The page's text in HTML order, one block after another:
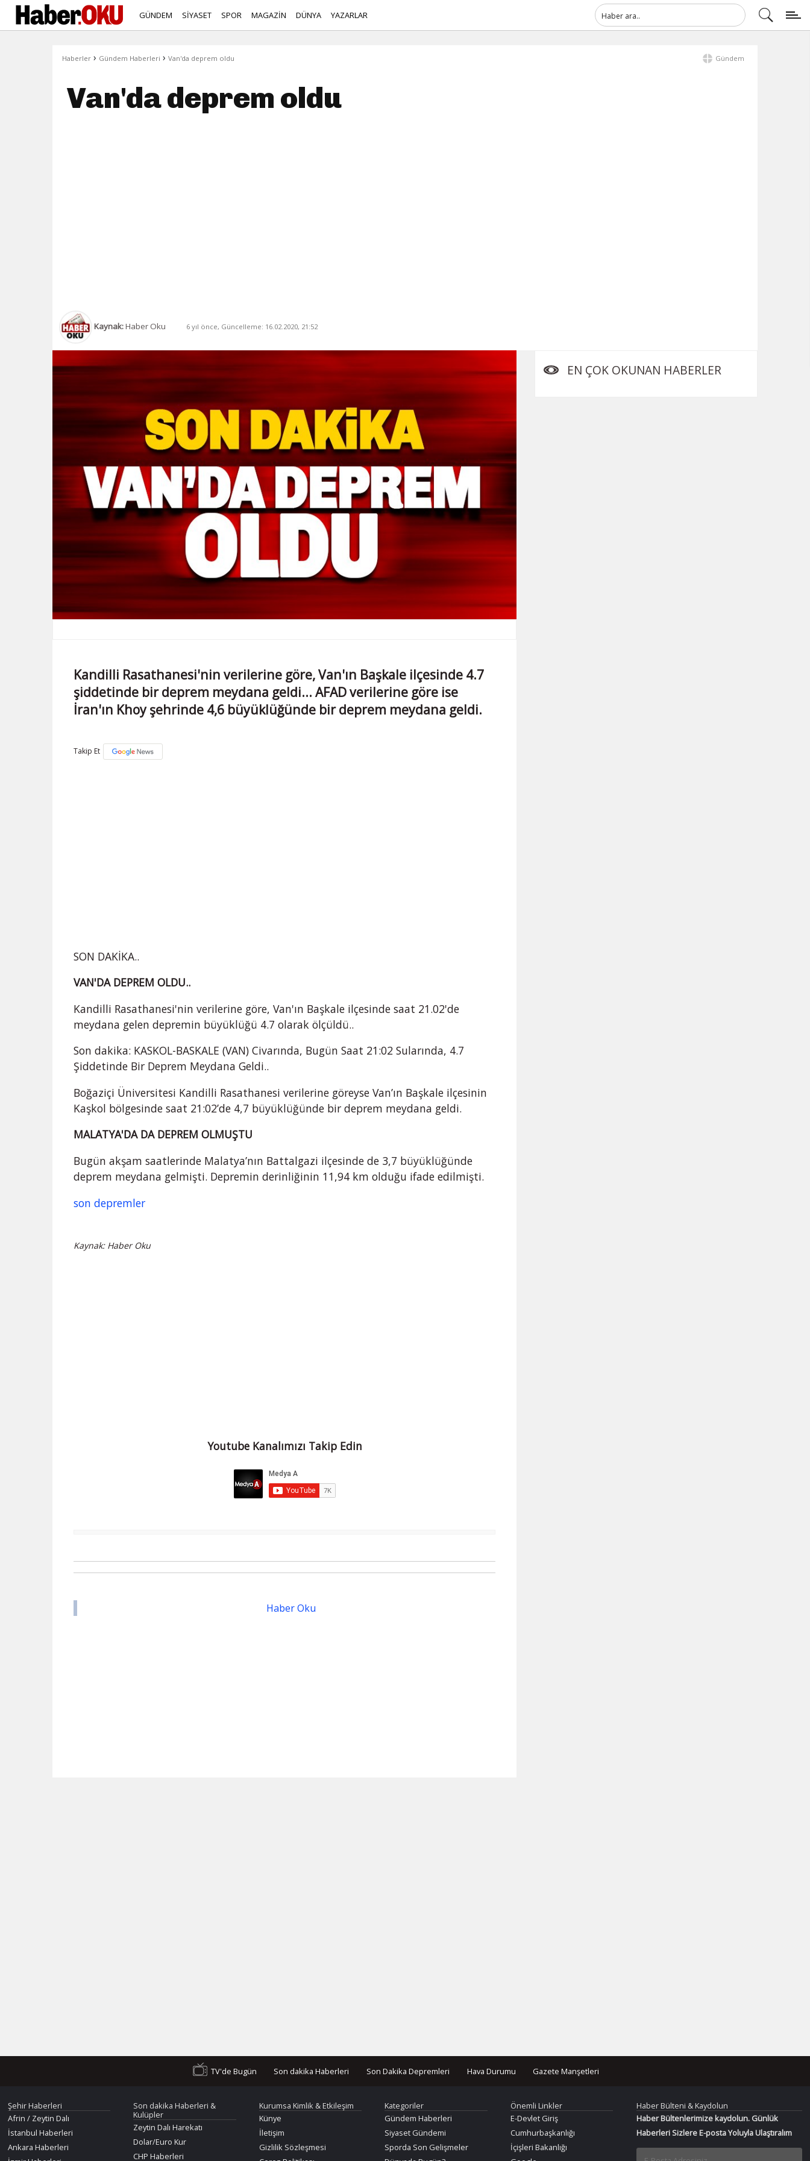
GÜNDEM SİYASET SPOR MAGAZİN DÜNYA YAZARLAR
Haberler › Gündem Haberleri › Van'da deprem oldu Gündem
Van'da deprem oldu
Kaynak:Haber Oku 6 yıl önce, Güncelleme: 16.02.2020, 21:52
Kandilli Rasathanesi'nin verilerine göre, Van'ın Başkale ilçesinde 4.7
şiddetinde bir deprem meydana geldi... AFAD verilerine göre ise
İran'ın Khoy şehrinde 4,6 büyüklüğünde bir deprem meydana geldi.
Takip Et
SON DAKİKA..
VAN'DA DEPREM OLDU..
Kandilli Rasathanesi'nin verilerine göre, Van'ın Başkale ilçesinde saat 21.02'de
meydana gelen depremin büyüklüğü 4.7 olarak ölçüldü..
Son dakika: KASKOL-BASKALE (VAN) Civarında, Bugün Saat 21:02 Sularında, 4.7
Şiddetinde Bir Deprem Meydana Geldi..
Boğaziçi Üniversitesi Kandilli Rasathanesi verilerine göreyse Van’ın Başkale ilçesinin
Kaşkol bölgesinde saat 21:02’de 4,7 büyüklüğünde bir deprem meydana geldi.
MALATYA'DA DA DEPREM OLMUŞTU
Bugün akşam saatlerinde Malatya’nın Battalgazi ilçesinde de 3,7 büyüklüğünde
deprem meydana gelmişti. Depremin derinliğinin 11,94 km olduğu ifade edilmişti.
son depremler
Kaynak: Haber Oku
Youtube Kanalımızı Takip Edin
Haber Oku
EN ÇOK OKUNAN HABERLER
TV'de Bugün Son dakika Haberleri Son Dakika Depremleri Hava Durumu Gazete Manşetleri
Şehir Haberleri
Afrin / Zeytin Dalı
İstanbul Haberleri
Ankara Haberleri
Son dakika Haberleri &
Kulüpler
Zeytin Dalı Harekatı
Dolar/Euro Kur
CHP Haberleri
Kurumsa Kimlik & Etkileşim
Künye
İletişim
Gizlilik Sözleşmesi
Kategoriler
Gündem Haberleri
Siyaset Gündemi
Sporda Son Gelişmeler
Önemli Linkler
E-Devlet Giriş
Cumhurbaşkanlığı
İçişleri Bakanlığı
Haber Bülteni & Kaydolun
Haber Bültenlerimize kaydolun. Günlük
Haberleri Sizlere E-posta Yoluyla Ulaştıralım